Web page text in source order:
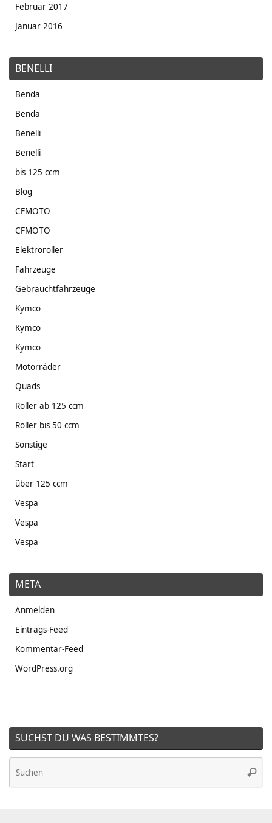
Februar 2017
Januar 2016
BENELLI
Benda
Benda
Benelli
Benelli
bis 125 ccm
Blog
CFMOTO
CFMOTO
Elektroroller
Fahrzeuge
Gebrauchtfahrzeuge
Kymco
Kymco
Kymco
Motorräder
Quads
Roller ab 125 ccm
Roller bis 50 ccm
Sonstige
Start
über 125 ccm
Vespa
Vespa
Vespa
META
Anmelden
Eintrags-Feed
Kommentar-Feed
WordPress.org
SUCHST DU WAS BESTIMMTES?